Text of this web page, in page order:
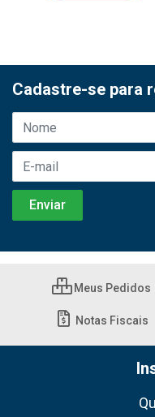
Cadastre-se para
Meus Pedidos
Notas Fiscais